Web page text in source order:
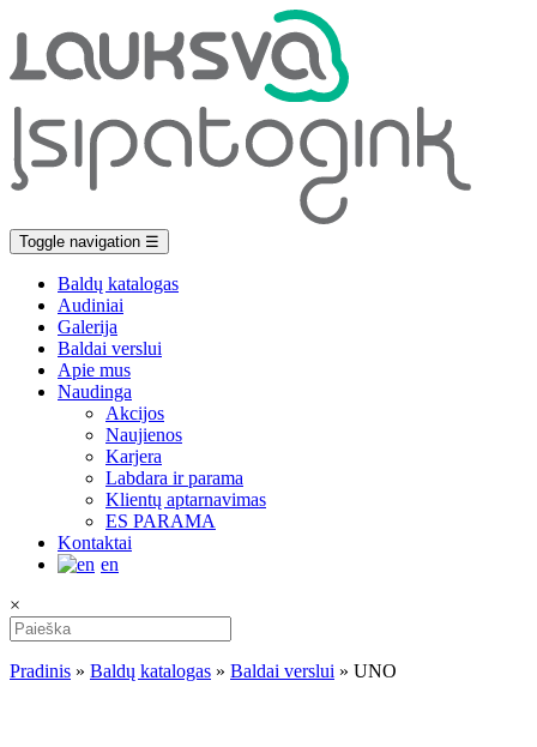
Toggle navigation ☰
Baldų katalogas
Audiniai
Galerija
Baldai verslui
Apie mus
Naudinga
Akcijos
Naujienos
Karjera
Labdara ir parama
Klientų aptarnavimas
ES PARAMA
Kontaktai
en
×
Pradinis » Baldų katalogas » Baldai verslui » UNO